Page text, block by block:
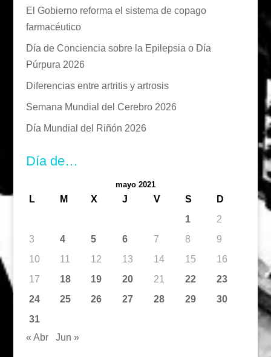
El Gobierno reforma el sistema de copago
farmacéutico
Día de Conciencia sobre la Epilepsia o Día
Púrpura 2026
Diferencias entre artritis y artrosis
Semana Mundial del Cerebro 2026
Día Mundial del Riñón 2026
Día de…
mayo 2021
L M X J V S
D
1
2
3
4 5 6 7 8
9
10
11 12 13 14 15
16
17
18 19 20 21 22
23
24
25 26 27 28 29
30
31
« Abr
Jun »